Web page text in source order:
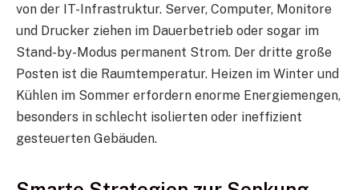
von der IT-Infrastruktur. Server, Computer, Monitore
und Drucker ziehen im Dauerbetrieb oder sogar im
Stand-by-Modus permanent Strom. Der dritte große
Posten ist die Raumtemperatur. Heizen im Winter und
Kühlen im Sommer erfordern enorme Energiemengen,
besonders in schlecht isolierten oder ineffizient
gesteuerten Gebäuden.